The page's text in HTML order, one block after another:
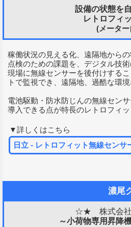
設備の状態を
レトロフィ
(メータ
稼働状況の見える化、遠隔地から
点検のための課題を、デジタル技
現場に無線センサーを後付けする
トで監視でき、遠隔地、過酷な環
電池駆動・防水防じんの無線セン
導入できる点が特長のレトロフィ
▼詳しくはこちら
日立 - レトロフィット無線セン
濃尾
☆★ 株式会社
～小荷物専用昇降